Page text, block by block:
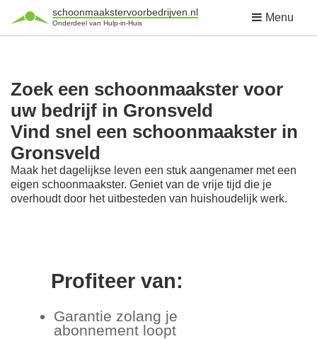
schoonmaakstervoorbedrijven.nl
Onderdeel van Hulp-in-Huis Menu
Zoek een schoonmaakster voor
uw bedrijf in Gronsveld
Vind snel een schoonmaakster in
Gronsveld
Maak het dagelijkse leven een stuk aangenamer met een
eigen schoonmaakster. Geniet van de vrije tijd die je
overhoudt door het uitbesteden van huishoudelijk werk.
Profiteer van:
Garantie zolang je
abonnement loopt